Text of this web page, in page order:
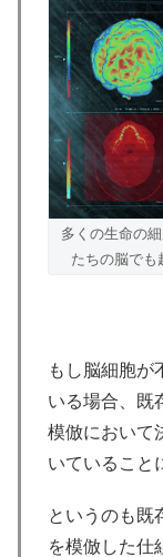
多くの生命の
たちの脳でも
もし脳細胞が
いる場合、既
模倣において
いていること
というのも既
を模倣した仕